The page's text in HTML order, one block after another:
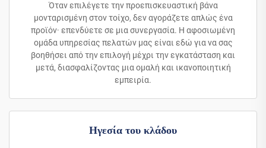
Όταν επιλέγετε την προεπισκευαστική βάνα
μονταρισμένη στον τοίχο, δεν αγοράζετε απλώς ένα
προϊόν· επενδύετε σε μια συνεργασία. Η αφοσιωμένη
ομάδα υπηρεσίας πελατών μας είναι εδώ για να σας
βοηθήσει από την επιλογή μέχρι την εγκατάσταση και
μετά, διασφαλίζοντας μια ομαλή και ικανοποιητική
εμπειρία.
Ηγεσία του κλάδου